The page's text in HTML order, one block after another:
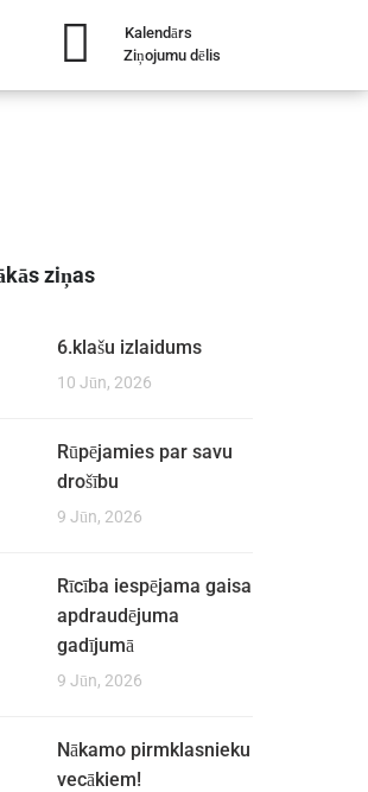
Kalendārs
Ziņojumu dēlis
ziņas
6.klašu izlaidums
10 Jūn, 2026
Rūpējamies par savu
drošību
9 Jūn, 2026
Rīcība iespējama gaisa
apdraudējuma
gadījumā
9 Jūn, 2026
Nākamo pirmklasnieku
vecākiem!